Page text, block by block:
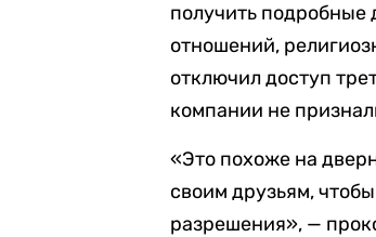
получить подробные
отношений,
отключил доступ
компании не
«Это похоже на
своим друзьям,
разрешения», —